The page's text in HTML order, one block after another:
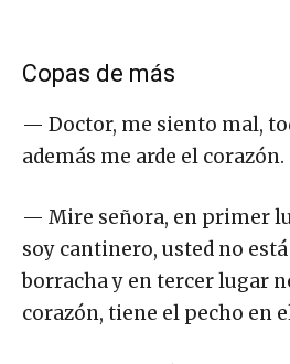
Copas de más
— Doctor, me siento mal,
además me arde el corazón.
— Mire señora, en primer
soy cantinero, usted no
borracha y en tercer lugar
corazón, tiene el pecho en